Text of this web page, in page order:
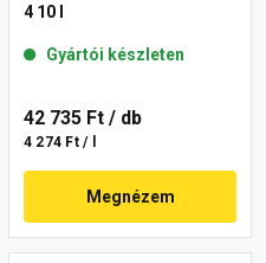
4 10 l
Gyártói készleten
42 735 Ft / db
4 274 Ft / l
Megnézem